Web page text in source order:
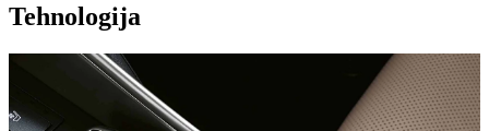
Tehnologija